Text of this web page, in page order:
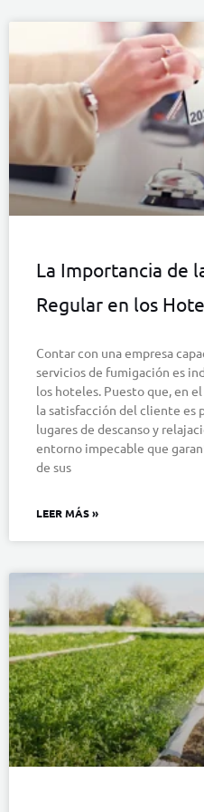
La Importancia de
Regular en los
Contar con una empresa
servicios de fumigación es
los hoteles. Puesto que, en
la satisfacción del cliente es
lugares de descanso y
entorno impecable que
de sus
LEER MÁS »